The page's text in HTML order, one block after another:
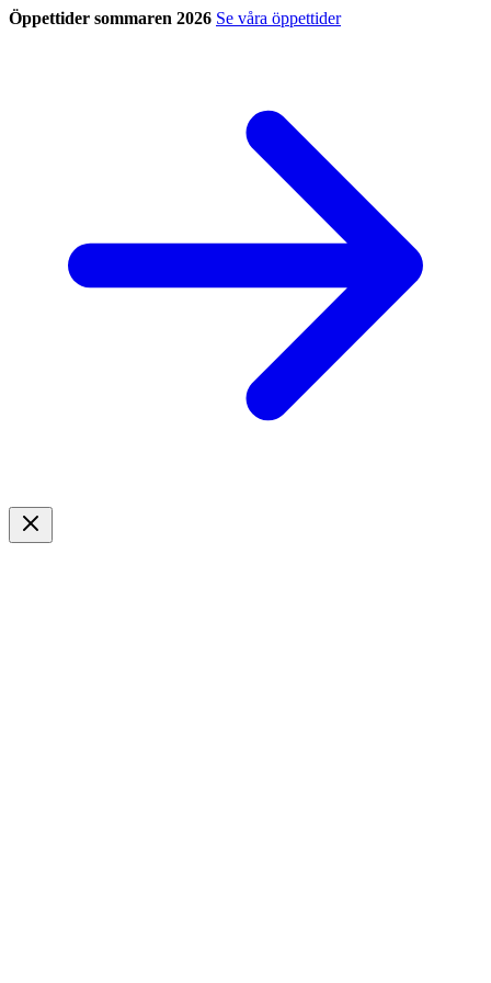
Öppettider sommaren 2026 Se våra öppettider